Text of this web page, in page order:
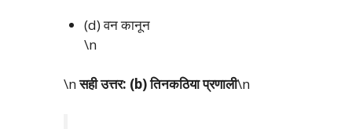
(d) वन कानून
\n
\nसही उत्तर: (b) तिनकठिया प्रणाली\n